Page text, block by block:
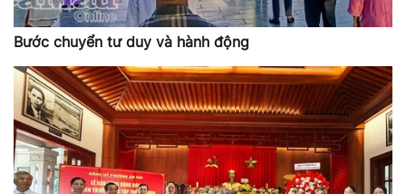
Bước chuyển tư duy và hành động